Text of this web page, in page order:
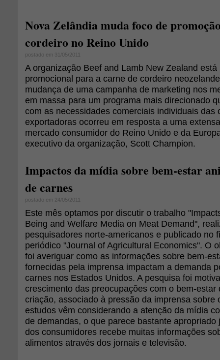
Nova Zelândia muda foco de
cordeiro no Reino Unido
postado em 31/05/2011
A organização Beef and Lamb New Zealand
promocional para a carne de cordeiro
mudança de uma campanha de marketing nos
em massa para um programa mais direcionado
com as necessidades comerciais individuais das
exportadoras ocorreu em resposta a uma
mercado consumidor do Reino Unido e da
executivo da organização, Scott Champion.
Impactos da mídia sobre bem-estar
de carnes
postado em 24/05/2011
Este mês optamos por discutir o trabalho
Being and Welfare Media on Meat Demand",
pesquisadores norte-americanos e publicado no
periódico "Journal of Agricultural Economics". O
foi averiguar como as informações sobre bem-
fornecidas pela imprensa impactam a demanda
carnes nos Estados Unidos. A pesquisa foi
crescimento das preocupações com o bem-estar
criação, associado à pressão da imprensa sobre
estudos vêm considerando a atenção da mídia
de demandas, o que parece bastante apropriado
dos consumidores recebe muitas informações
alimentos através dos jornais e televisão.